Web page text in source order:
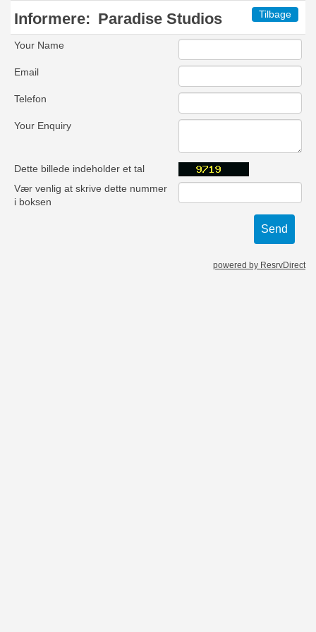
Tilbage
Informere: Paradise Studios
Your Name
Email
Telefon
Your Enquiry
Dette billede indeholder et tal
Vær venlig at skrive dette nummer
i boksen
powered by ResrvDirect